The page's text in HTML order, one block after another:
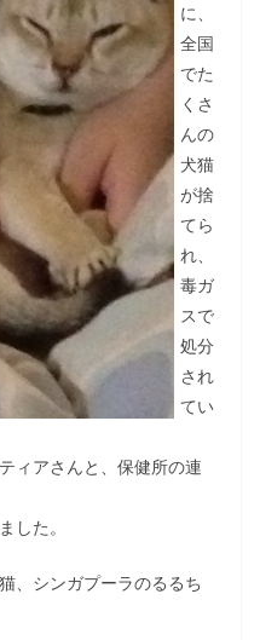
に、
全国
でた
くさ
んの
犬猫
が捨
てら
れ、
毒ガ
スで
処分
され
てい
ィアさんと、保健所の連
した。
、シンガプーラのるるち